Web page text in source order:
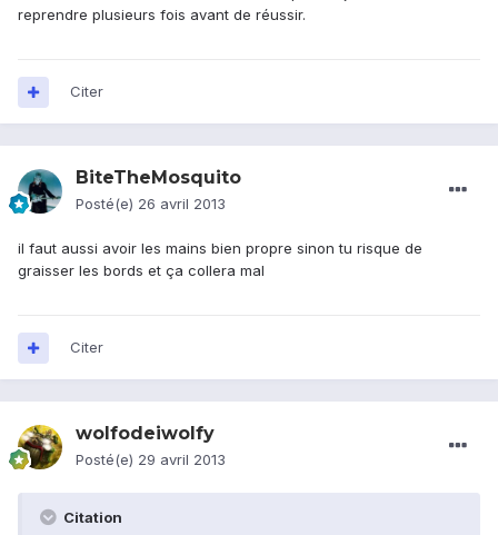
reprendre plusieurs fois avant de réussir.
Citer
BiteTheMosquito
Posté(e) 26 avril 2013
il faut aussi avoir les mains bien propre sinon tu risque de
graisser les bords et ça collera mal
Citer
wolfodeiwolfy
Posté(e) 29 avril 2013
Citation